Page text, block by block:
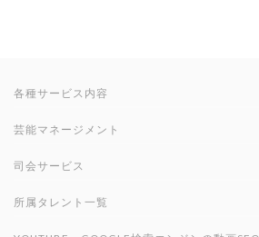
各種サービス内容
芸能マネージメント
司会サービス
所属タレント一覧